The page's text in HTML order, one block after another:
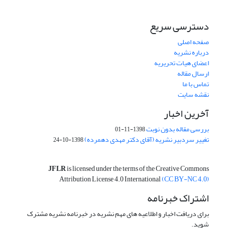
دسترسی سریع
صفحه اصلی
درباره نشریه
اعضای هیات تحریریه
ارسال مقاله
تماس با ما
نقشه سایت
آخرین اخبار
بررسی مقاله بدون نوبت1398-11-01
تغییر سردبیر نشریه (آقای دکتر مهدی دهمرده)1398-10-24
JFLRis licensed under the terms of the Creative Commons
Attribution License 4.0 International(CC BY-NC 4.0)
اشتراک خبرنامه
برای دریافت اخبار و اطلاعیه های مهم نشریه در خبرنامه نشریه مشترک
شوید.